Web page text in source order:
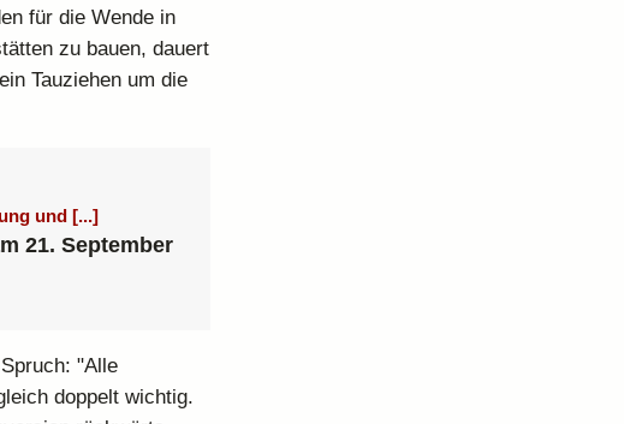
für die Wende in
zu bauen, dauert
Tauziehen um die
und [...]
21. September
"Alle
doppelt wichtig.